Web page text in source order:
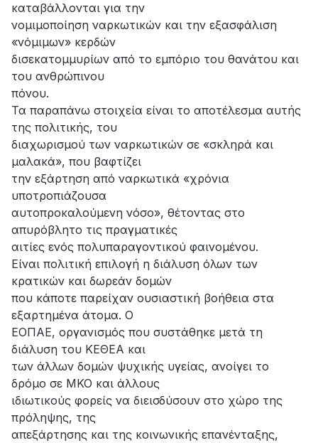
καταβάλλονται για την
νομιμοποίηση ναρκωτικών και την εξασφάλιση
«νόμιμων» κερδών
δισεκατομμυρίων από το εμπόριο του θανάτου και
του ανθρώπινου
πόνου.
Τα παραπάνω στοιχεία είναι το αποτέλεσμα αυτής
της πολιτικής, του
διαχωρισμού των ναρκωτικών σε «σκληρά και
μαλακά», που βαφτίζει
την εξάρτηση από ναρκωτικά «χρόνια
υποτροπιάζουσα
αυτοπροκαλούμενη νόσο», θέτοντας στο
απυρόβλητο τις πραγματικές
αιτίες ενός πολυπαραγοντικού φαινομένου.
Είναι πολιτική επιλογή η διάλυση όλων των
κρατικών και δωρεάν δομών
που κάποτε παρείχαν ουσιαστική βοήθεια στα
εξαρτημένα άτομα. Ο
ΕΟΠΑΕ, οργανισμός που συστάθηκε μετά τη
διάλυση του ΚΕΘΕΑ και
των άλλων δομών ψυχικής υγείας, ανοίγει το
δρόμο σε ΜΚΟ και άλλους
ιδιωτικούς φορείς να διεισδύσουν στο χώρο της
πρόληψης, της
απεξάρτησης και της κοινωνικής επανένταξης,